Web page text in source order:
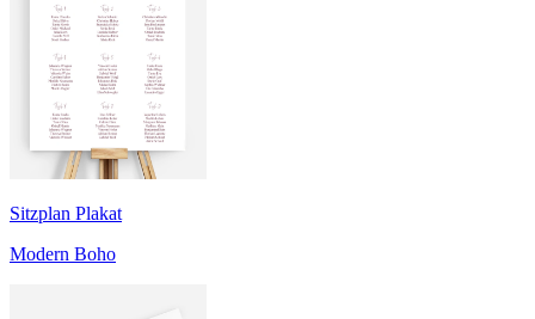
Sitzplan Plakat
Modern Boho